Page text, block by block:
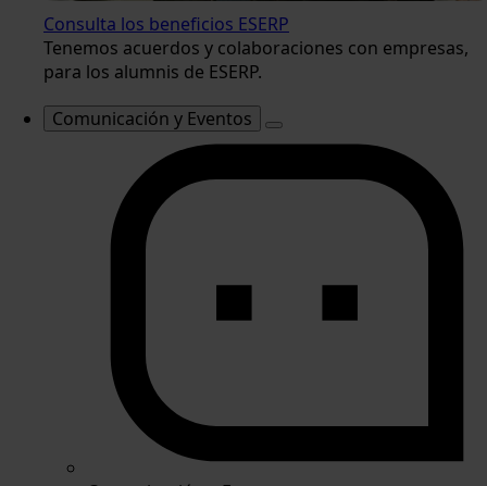
Consulta los beneficios ESERP
Tenemos acuerdos y colaboraciones con empresas,
para los alumnis de ESERP.
Comunicación y Eventos